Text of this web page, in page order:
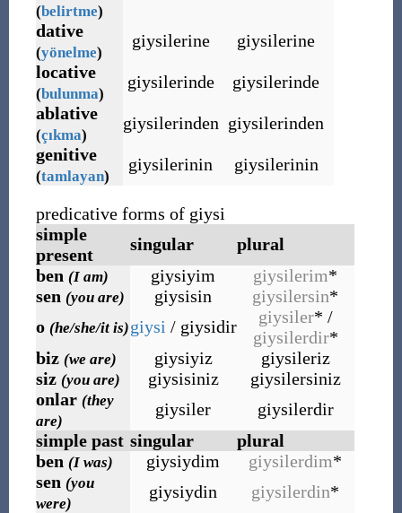
(belirtme)
dative
(yönelme)
giysilerine
giysilerine
locative
(bulunma)
giysilerinde
giysilerinde
ablative
(çıkma)
giysilerinden giysilerinden
genitive
(tamlayan)
giysilerinin giysilerinin
predicative forms of giysi
simple
present
singular
plural
ben (I am) giysiyim giysilerim*
sen (you are) giysisin giysilersin*
o (he/she/it is)giysi / giysidir giysiler* /
giysilerdir*
biz (we are) giysiyiz
giysileriz
siz (you are) giysisiniz
giysilersiniz
onlar (they
are)
giysiler
giysilerdir
simple past singular
plural
ben (I was) giysiydim giysilerdim*
sen (you
were)
giysiydin giysilerdin*